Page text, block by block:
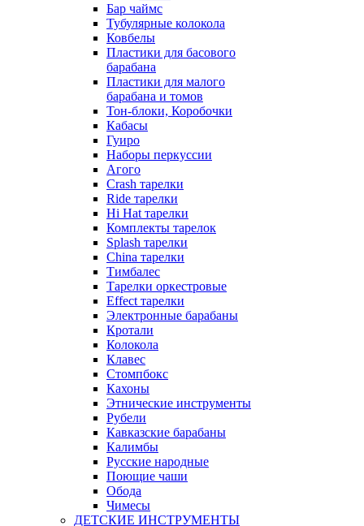
Бар чаймс
Тубулярные колокола
Ковбелы
Пластики для басового
барабана
Пластики для малого
барабана и томов
Тон-блоки, Коробочки
Кабасы
Гуиро
Наборы перкуссии
Агого
Crash тарелки
Ride тарелки
Hi Hat тарелки
Комплекты тарелок
Splash тарелки
China тарелки
Тимбалес
Тарелки оркестровые
Effect тарелки
Электронные барабаны
Кротали
Колокола
Клавес
Стомпбокс
Кахоны
Этнические инструменты
Рубели
Кавказские барабаны
Калимбы
Русские народные
Поющие чаши
Обода
Чимесы
ДЕТСКИЕ ИНСТРУМЕНТЫ